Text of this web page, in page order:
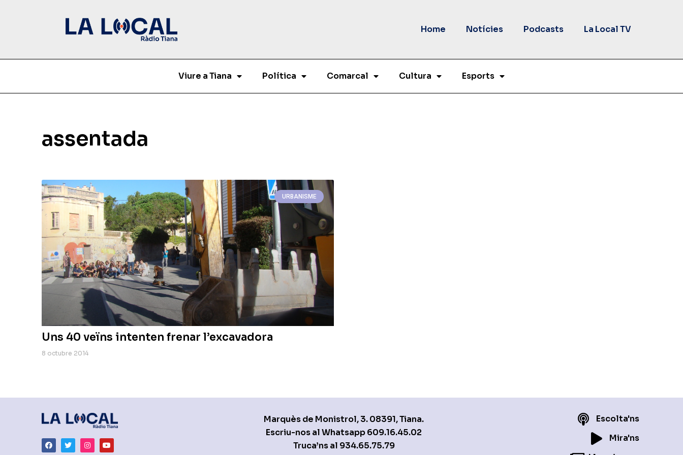
Home Notícies Podcasts La Local TV
Viure a Tiana Política Comarcal Cultura Esports
assentada
URBANISME
Uns 40 veïns intenten frenar l’excavadora
8 octubre 2014
Marquès de Monistrol, 3. 08391, Tiana.
Escriu-nos al Whatsapp609.16.45.02
Truca’ns al 934.65.75.79
Escolta'ns
Mira'ns